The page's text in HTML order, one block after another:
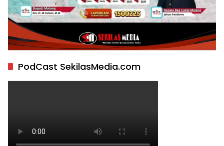
PodCast SekilasMedia.com